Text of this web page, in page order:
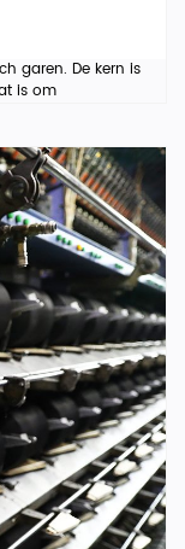
garen. De kern is
is om